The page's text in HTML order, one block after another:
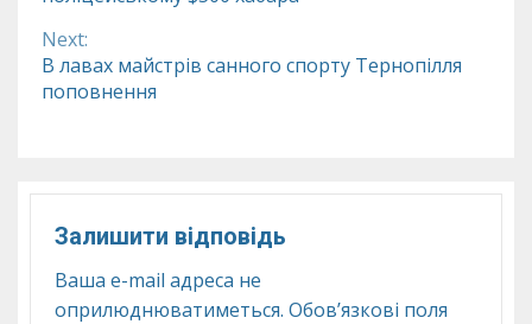
Next:
В лавах майстрів санного спорту Тернопілля
поповнення
Залишити відповідь
Ваша e-mail адреса не
оприлюднюватиметься. Обов’язкові поля